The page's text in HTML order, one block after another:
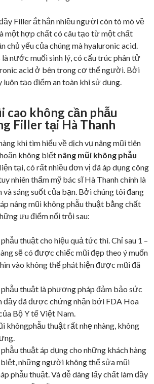
Filler ắt hẳn nhiều người còn tò mò về
một hợp chất có câu tạo từ một chất
chủ yếu của chúng mà hyaluronic acid.
nước muối sinh lý, có cấu trúc phân tử
acid ở bên trong cơ thể người. Bởi
luôn tạo điểm an toàn khi sử dụng.
cao không cần phẫu
Filler tại Hà Thanh
khi tìm hiểu về dịch vụ nâng mũi tiên
không biết nâng mũi không phẫu
tại, có rất nhiều đơn vị đã áp dụng công
nhiên thẩm mỹ bác sĩ Hà Thanh chính là
và sáng suốt của bạn. Bởi chúng tôi đang
nâng mũi không phẫu thuật bằng chất
ưu điểm nổi trội sau:
thuật cho hiệu quả tức thì. Chỉ sau 1 –
sẽ có được chiếc mũi đẹp theo ý muốn
vào không thể phát hiện được mũi đã
thuật là phương pháp đảm bảo sức
đầy đã được chứng nhận bởi FDA Hoa
Bộ Y tế Việt Nam.
khôngphẫu thuật rất nhẹ nhàng, không
thuật áp dụng cho những khách hàng
những người không thể sửa mũi
phẫu thuật. Và dễ dàng lấy chất làm đầy